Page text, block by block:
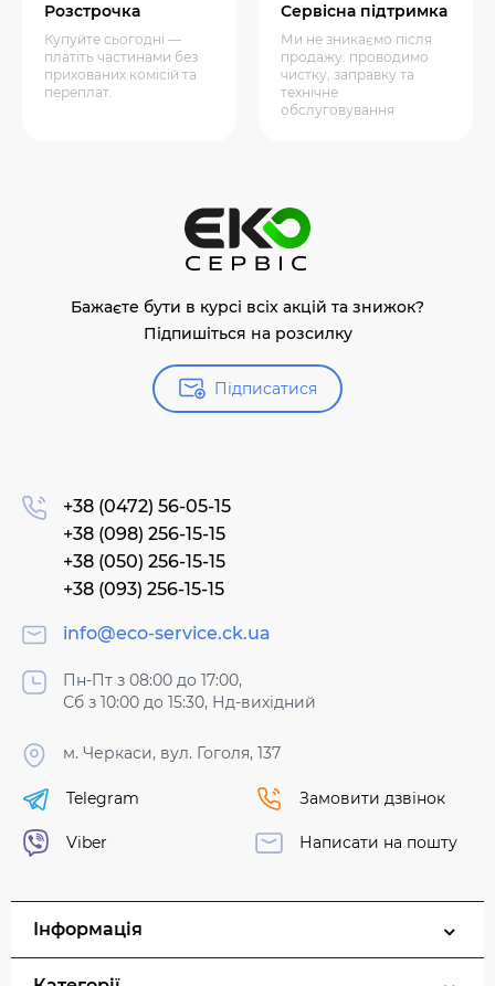
Розстрочка
Купуйте сьогодні —
платіть частинами без
прихованих комісій та
переплат.
Сервісна підтримка
Ми не зникаємо після
продажу: проводимо
чистку, заправку та
технічне
обслуговування
Бажаєте бути в курсі всіх акцій та знижок?
Підпишіться на розсилку
Підписатися
+38 (0472) 56-05-15
+38 (098) 256-15-15
+38 (050) 256-15-15
+38 (093) 256-15-15
info@eco-service.ck.ua
Пн-Пт з 08:00 до 17:00,
Сб з 10:00 до 15:30, Нд-вихідний
м. Черкаси, вул. Гоголя, 137
Telegram
Viber
Замовити дзвінок
Написати на пошту
Інформація